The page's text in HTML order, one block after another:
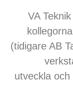
VA
(tidigare AB
utveckla